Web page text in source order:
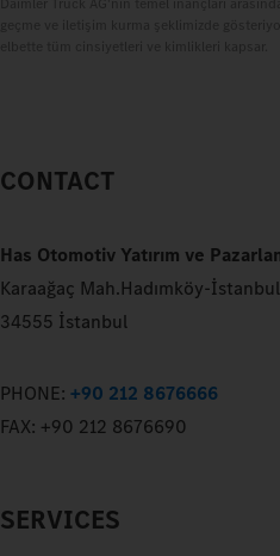
CONTACT
Has Otomotiv Yatırım ve
Karaağaç Mah.Hadımköy-
34555 İstanbul
PHONE: +90 212 8676666
FAX: +90 212 8676690
SERVICES